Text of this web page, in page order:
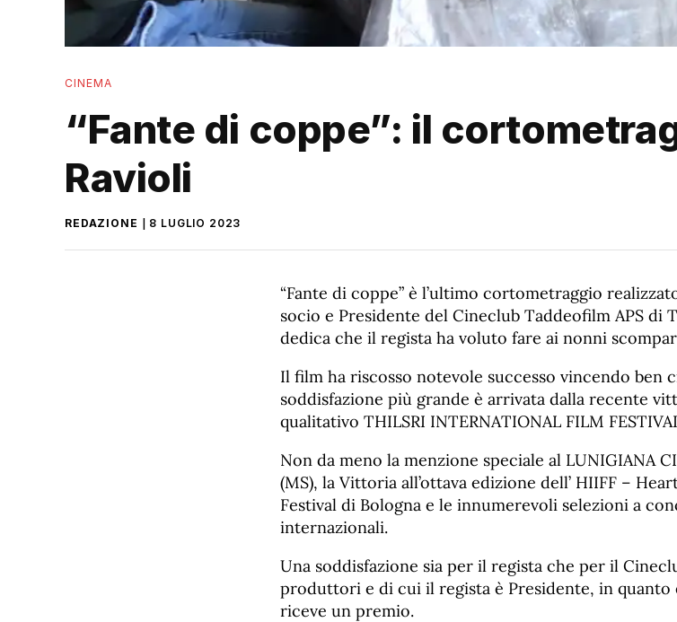
CINEMA
“Fante di coppe”: il
Ravioli
REDAZIONE 8 LUGLIO 2023
“Fante di coppe” è l’ultimo cortometraggio
socio e Presidente del Cineclub Taddeofilm APS di
dedica che il regista ha voluto fare ai nonni
Il film ha riscosso notevole successo vincendo ben
soddisfazione più grande è arrivata dalla recente
qualitativo THILSRI INTERNATIONAL FILM
Non da meno la menzione speciale al LUNIGIANA
(MS), la Vittoria all’ottava edizione dell’ HIIFF –
Festival di Bologna e le innumerevoli selezioni a
internazionali.
Una soddisfazione sia per il regista che per il
produttori e di cui il regista è Presidente, in quanto
riceve un premio.